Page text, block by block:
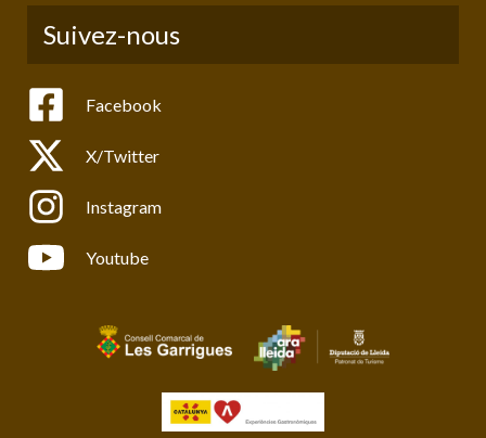
Suivez-nous
Facebook
X/Twitter
Instagram
Youtube